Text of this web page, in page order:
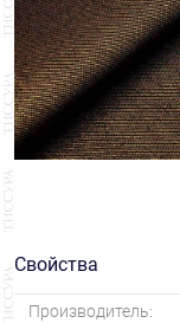
Свойства
Производитель: